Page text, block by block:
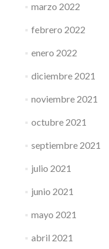
marzo 2022
febrero 2022
enero 2022
diciembre 2021
noviembre 2021
octubre 2021
septiembre 2021
julio 2021
junio 2021
mayo 2021
abril 2021